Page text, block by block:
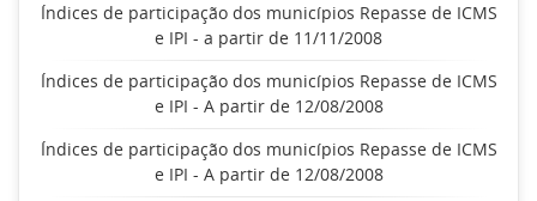
Índices de participação dos municípios Repasse de ICMS
e IPI - a partir de 11/11/2008
Índices de participação dos municípios Repasse de ICMS
e IPI - A partir de 12/08/2008
Índices de participação dos municípios Repasse de ICMS
e IPI - A partir de 12/08/2008